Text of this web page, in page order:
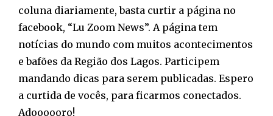
coluna diariamente, basta curtir a página no
facebook, “Lu Zoom News”. A página tem
notícias do mundo com muitos acontecimentos
e bafões da Região dos Lagos. Participem
mandando dicas para serem publicadas. Espero
a curtida de vocês, para ficarmos conectados.
Adoooooro!